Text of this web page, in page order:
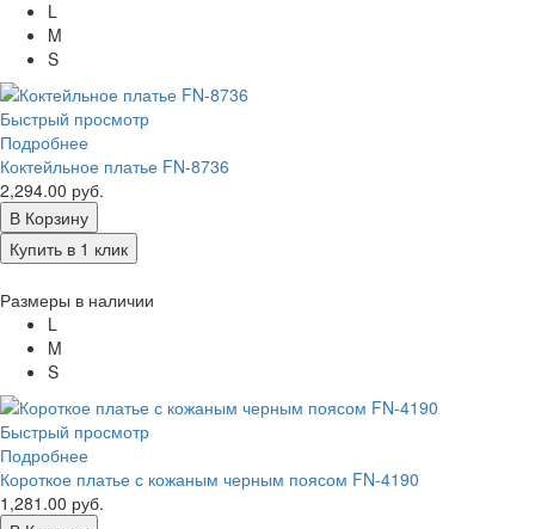
L
M
S
Быстрый просмотр
Подробнее
Коктейльное платье FN-8736
2,294.00 руб.
В Корзину
Купить в 1 клик
Размеры в наличии
L
M
S
Быстрый просмотр
Подробнее
Короткое платье с кожаным черным поясом FN-4190
1,281.00 руб.